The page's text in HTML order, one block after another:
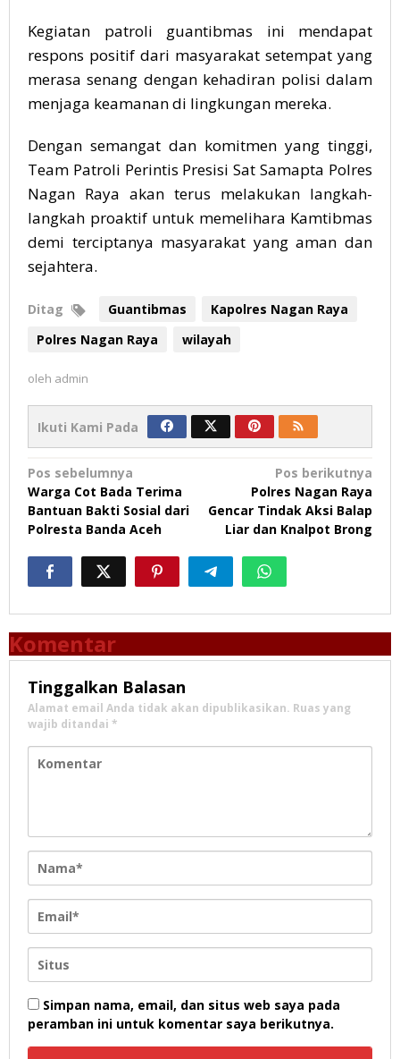
Kegiatan patroli guantibmas ini mendapat
respons positif dari masyarakat setempat yang
merasa senang dengan kehadiran polisi dalam
menjaga keamanan di lingkungan mereka.
Dengan semangat dan komitmen yang tinggi,
Team Patroli Perintis Presisi Sat Samapta Polres
Nagan Raya akan terus melakukan langkah-
langkah proaktif untuk memelihara Kamtibmas
demi terciptanya masyarakat yang aman dan
sejahtera.
Ditag Guantibmas
Kapolres Nagan Raya
Polres Nagan Raya
wilayah
oleh admin
Ikuti Kami Pada
Navigasi
pos
Pos sebelumnya
Warga Cot Bada Terima
Bantuan Bakti Sosial dari
Polresta Banda Aceh
Pos berikutnya
Polres Nagan Raya
Gencar Tindak Aksi Balap
Liar dan Knalpot Brong
Komentar
Tinggalkan Balasan
Alamat email Anda tidak akan dipublikasikan. Ruas yang
wajib ditandai *
Simpan nama, email, dan situs web saya pada
peramban ini untuk komentar saya berikutnya.